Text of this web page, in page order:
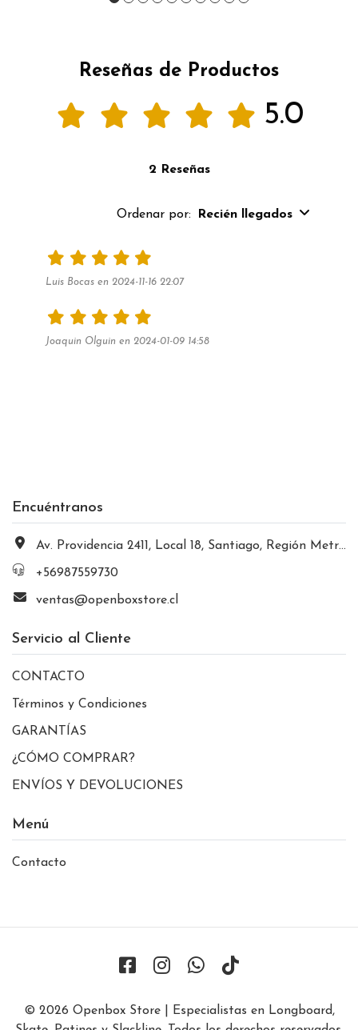
Reseñas de Productos
5.0
2 Reseñas
Ordenar por: Recién llegados
Luis Bocas en 2024-11-16 22:07
Joaquin Olguin en 2024-01-09 14:58
Encuéntranos
Av. Providencia 2411, Local 18, Santiago, Región Metropolitana, Chile
+56987559730
ventas@openboxstore.cl
Servicio al Cliente
CONTACTO
Términos y Condiciones
GARANTÍAS
¿CÓMO COMPRAR?
ENVÍOS Y DEVOLUCIONES
Menú
Contacto
© 2026 Openbox Store | Especialistas en Longboard,